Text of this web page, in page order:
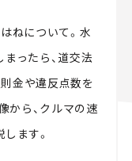
ねについて。水
ったら、道交法
金や違反点数を
から、クルマの速
ます。